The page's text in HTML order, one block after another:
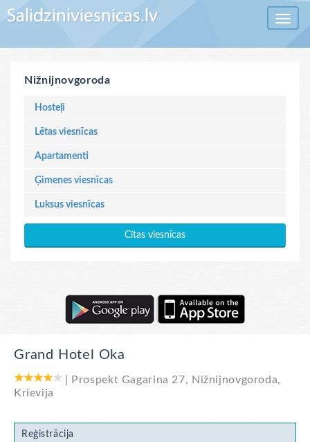
Toggle
Nižnijnovgoroda
Hosteļi
Lētas viesnīcas
Apartamenti
Ģimenes viesnīcas
Luksus viesnīcas
Citas viesnīcas
Grand Hotel Oka
Prospekt Gagarina 27, Nižnijnovgoroda,
Krievija
Reģistrācija